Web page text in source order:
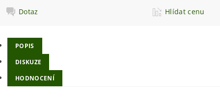
Dotaz
Hlídat cenu
POPIS
DISKUZE
HODNOCENÍ